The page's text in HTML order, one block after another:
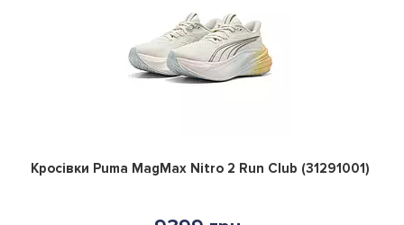
0
Кросівки Puma MagMax Nitro 2 Run Club (31291001)